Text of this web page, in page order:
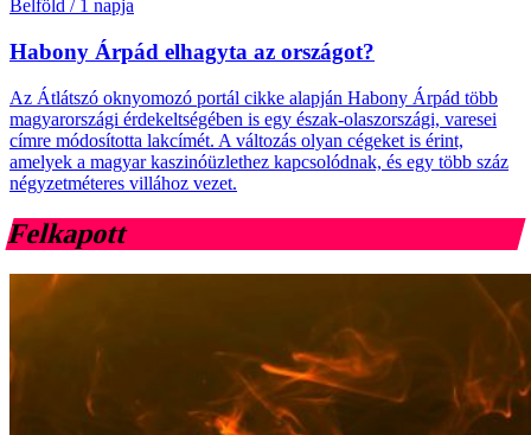
Belföld / 1 napja
Habony Árpád elhagyta az országot?
Az Átlátszó oknyomozó portál cikke alapján Habony Árpád több
magyarországi érdekeltségében is egy észak-olaszországi, varesei
címre módosította lakcímét. A változás olyan cégeket is érint,
amelyek a magyar kaszinóüzlethez kapcsolódnak, és egy több száz
négyzetméteres villához vezet.
Felkapott